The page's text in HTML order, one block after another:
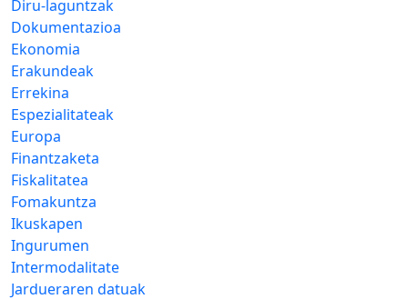
Diru-laguntzak
Dokumentazioa
Ekonomia
Erakundeak
Errekina
Espezialitateak
Europa
Finantzaketa
Fiskalitatea
Fomakuntza
Ikuskapen
Ingurumen
Intermodalitate
Jardueraren datuak